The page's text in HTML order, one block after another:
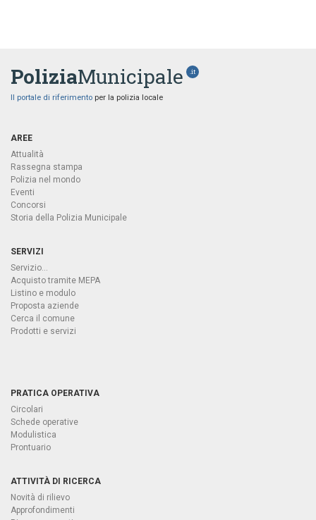
PoliziaMunicipale .it
Il portale di riferimento per la polizia locale
AREE
Attualità
Rassegna stampa
Polizia nel mondo
Eventi
Concorsi
Storia della Polizia Municipale
SERVIZI
Servizio...
Acquisto tramite MEPA
Listino e modulo
Proposta aziende
Cerca il comune
Prodotti e servizi
PRATICA OPERATIVA
Circolari
Schede operative
Modulistica
Prontuario
ATTIVITÀ DI RICERCA
Novità di rilievo
Approfondimenti